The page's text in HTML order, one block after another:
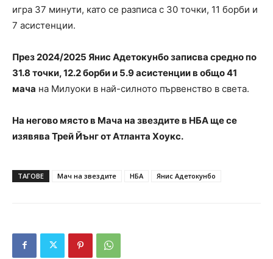
игра 37 минути, като се разписа с 30 точки, 11 борби и
7 асистенции.
През 2024/2025 Янис Адетокунбо записва средно по
31.8 точки, 12.2 борби и 5.9 асистенции в общо 41
мача на Милуоки в най-силното първенство в света.
На негово място в Мача на звездите в НБА ще се
изявява Трей Йънг от Атланта Хоукс.
ТАГОВЕ Мач на звездите НБА Янис Адетокунбо